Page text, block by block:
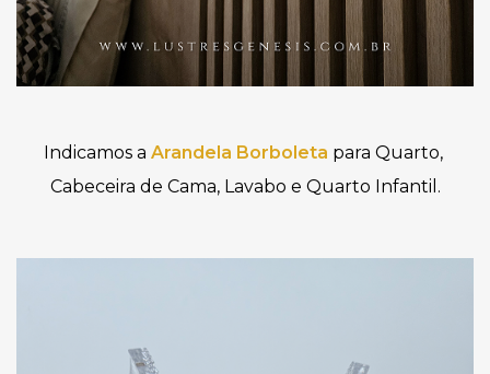
Indicamos a Arandela Borboleta para Quarto,
Cabeceira de Cama, Lavabo e Quarto Infantil.